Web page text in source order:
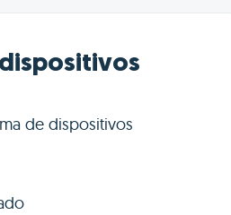
de dispositivos